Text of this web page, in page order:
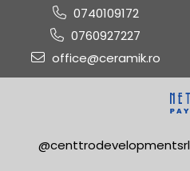
0740109172
0760927227
office@ceramik.ro
@centtrodevelopmentsrl